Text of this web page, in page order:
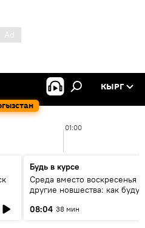
КЫРГ
01:00
Будь в курсе
Среда вместо воскресенья и
другие новшества: как будут
08:04 38 мин